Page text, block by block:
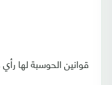
قوانين الحوسبة لها